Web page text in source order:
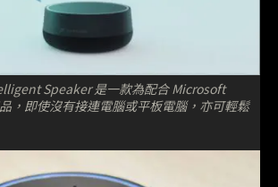
Speaker 是一款為配合 Microsoft
，即使沒有接連電腦或平板電腦，亦可輕鬆